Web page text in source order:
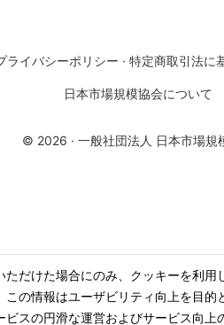
だけた場合にのみ、クッキーを利
の情報はユーザビリティ向上を目的
スの円滑な運営およびサービス向上
ライバシーポリシー · 特定商取引法に
日本市場規模協会について
© 2026 · 一般社団法人 日本市場規